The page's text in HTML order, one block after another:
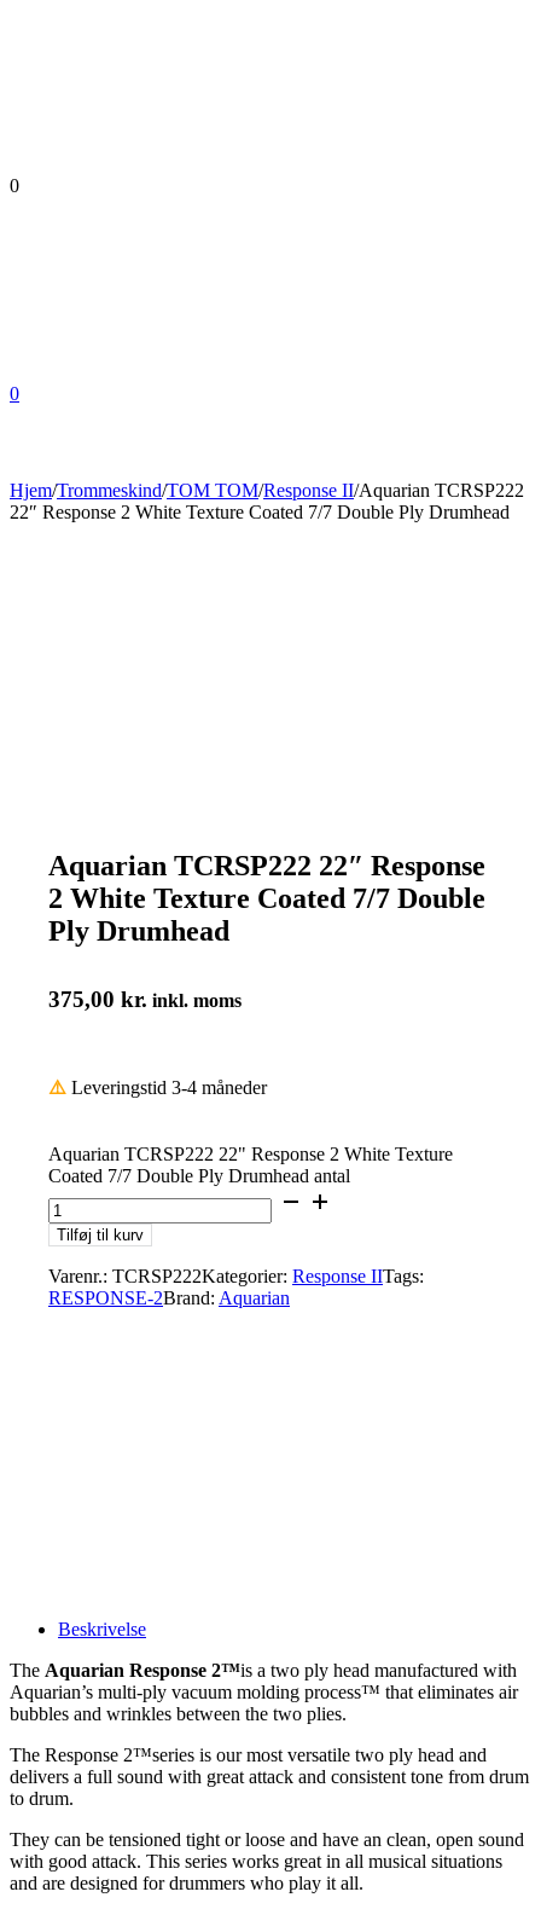
0
0
Hjem/Trommeskind/TOM TOM/Response II/Aquarian TCRSP222
22″ Response 2 White Texture Coated 7/7 Double Ply Drumhead
Aquarian TCRSP222 22″ Response
2 White Texture Coated 7/7 Double
Ply Drumhead
375,00 kr. inkl. moms
⚠️ Leveringstid 3-4 måneder
Aquarian TCRSP222 22" Response 2 White Texture
Coated 7/7 Double Ply Drumhead antal
Tilføj til kurv
Varenr.: TCRSP222Kategorier: Response IITags:
RESPONSE-2Brand: Aquarian
Beskrivelse
The Aquarian Response 2™is a two ply head manufactured with
Aquarian’s multi-ply vacuum molding process™ that eliminates air
bubbles and wrinkles between the two plies.
The Response 2™series is our most versatile two ply head and
delivers a full sound with great attack and consistent tone from drum
to drum.
They can be tensioned tight or loose and have an clean, open sound
with good attack. This series works great in all musical situations
and are designed for drummers who play it all.